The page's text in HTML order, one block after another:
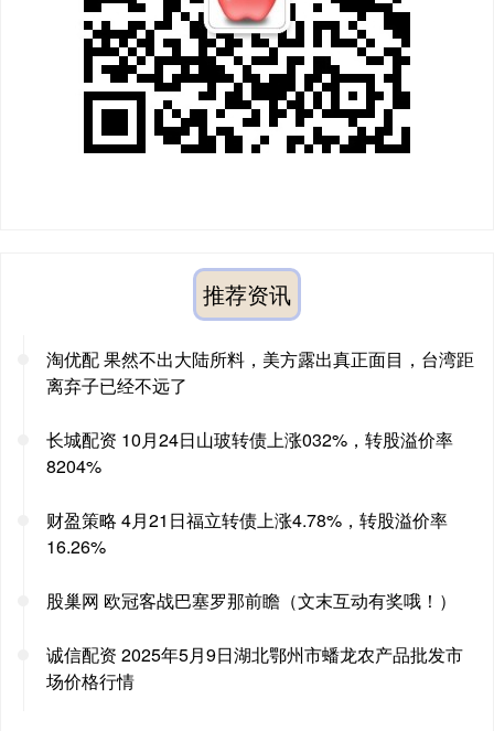
推荐资讯
淘优配 果然不出大陆所料，美方露出真正面目，台湾距
离弃子已经不远了
长城配资 10月24日山玻转债上涨032%，转股溢价率
8204%
财盈策略 4月21日福立转债上涨4.78%，转股溢价率
16.26%
股巢网 欧冠客战巴塞罗那前瞻（文末互动有奖哦！）
诚信配资 2025年5月9日湖北鄂州市蟠龙农产品批发市
场价格行情